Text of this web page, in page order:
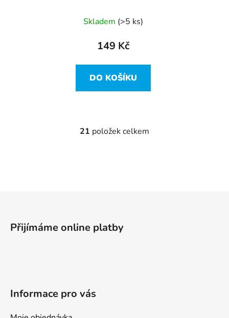
Skladem (>5 ks)
149 Kč
DO KOŠÍKU
O
p
21 položek celkem
Přijímáme online platby
Informace pro vás